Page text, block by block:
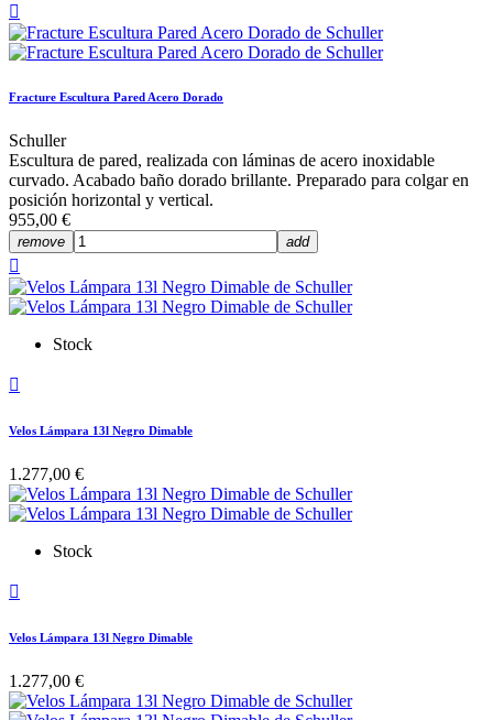

Fracture Escultura Pared Acero Dorado
Schuller
Escultura de pared, realizada con láminas de acero inoxidable
curvado. Acabado baño dorado brillante. Preparado para colgar en
posición horizontal y vertical.
955,00 €
remove add

Stock

Velos Lámpara 13l Negro Dimable
1.277,00 €
Stock

Velos Lámpara 13l Negro Dimable
1.277,00 €